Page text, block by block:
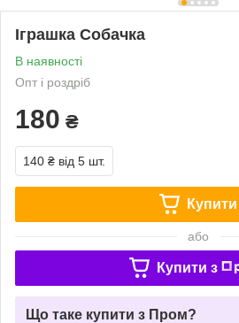
Іграшка Собачка
В наявності
Опт і роздріб
180 ₴
140 ₴ від 5 шт.
Купити
або
Купити з
Що таке купити з Пром?